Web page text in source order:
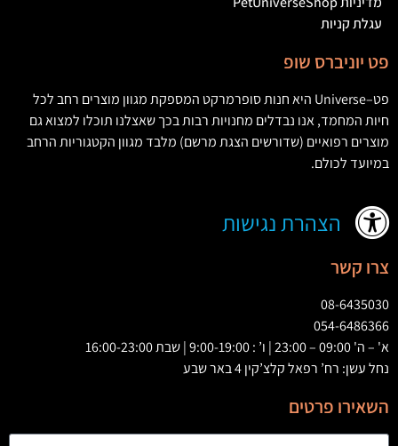
עגלת קניות
פט יוניברס שופ
פט–
Universe היא חנות סופרמרקט המספקת מגוון מוצרים רחב לכל
חיות המחמד,אנו נבדלים מחנויות רבות בכך שאצלנו תוכלו למצוא גם
מוצרים רפואיים (שדורשים הצגת מרשם) מלבד מגוון הקטגוריות הרחב
במיועד לכולם.
הצהרת נגישות
צרו קשר
08-6435030
054-6486366
א' – ה' 09:00 – 23:00 | ו’ : 9:00-19:00 | שבת 16:00-23:00
נחל עשן: רח’ רפאל קלצ’קין 4 באר שבע
השאירו פרטים